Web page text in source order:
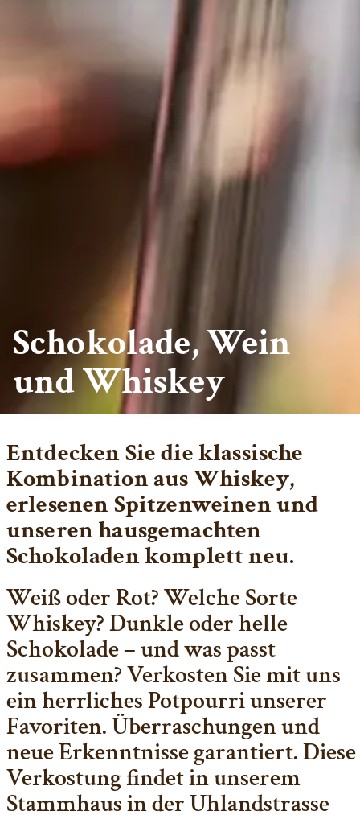
Schokolade, Wein
und Whiskey
Entdecken Sie die klassische
Kombination aus Whiskey,
erlesenen Spitzenweinen und
unseren hausgemachten
Schokoladen komplett neu.
Weiß oder Rot? Welche Sorte
Whiskey? Dunkle oder helle
Schokolade – und was passt
zusammen? Verkosten Sie mit uns
ein herrliches Potpourri unserer
Favoriten. Überraschungen und
neue Erkenntnisse garantiert. Diese
Verkostung findet in unserem
Stammhaus in der Uhlandstrasse